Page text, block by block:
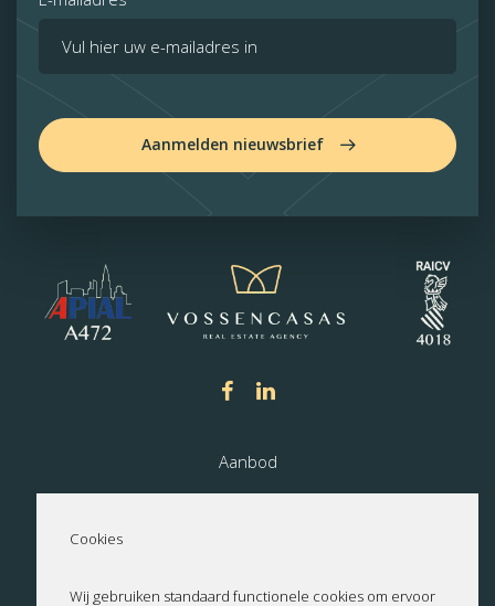
Aanmelden nieuwsbrief
Aanbod
Cookies
Wij gebruiken standaard functionele cookies om ervoor